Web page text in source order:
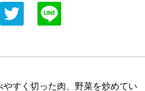
すく切った肉、野菜を炒めてい